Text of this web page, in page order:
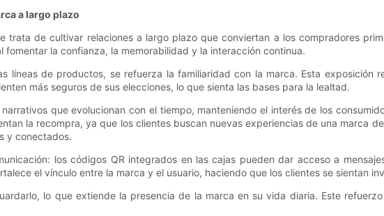
a largo plazo
de cultivar relaciones a largo plazo que conviertan a los compradores
la confianza, la memorabilidad y la interacción continua.
líneas de productos, se refuerza la familiaridad con la marca. Esta exposición
más seguros de sus elecciones, lo que sienta las bases para la lealtad.
que evolucionan con el tiempo, manteniendo el interés de los
la recompra, ya que los clientes buscan nuevas experiencias de una marca
y conectados.
los códigos QR integrados en las cajas pueden dar acceso a
el vínculo entre la marca y el usuario, haciendo que los clientes se sientan
lo que extiende la presencia de la marca en su vida diaria. Este